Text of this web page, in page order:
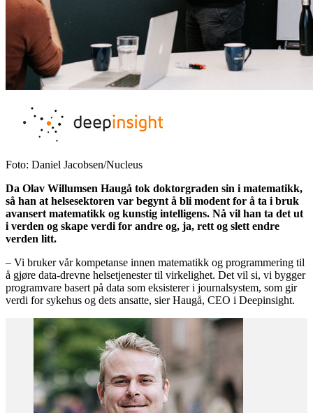
Foto: Daniel Jacobsen/Nucleus
Da Olav Willumsen Haugå tok doktorgraden sin i matematikk,
så han at helsesektoren var begynt å bli modent for å ta i bruk
avansert matematikk og kunstig intelligens. Nå vil han ta det ut
i verden og skape verdi for andre og, ja, rett og slett endre
verden litt.
– Vi bruker vår kompetanse innen matematikk og programmering til
å gjøre data-drevne helsetjenester til virkelighet. Det vil si, vi bygger
programvare basert på data som eksisterer i journalsystem, som gir
verdi for sykehus og dets ansatte, sier Haugå, CEO i Deepinsight.